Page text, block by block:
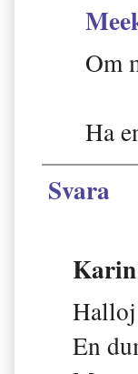
Om
Ha
Svara
Karin
En